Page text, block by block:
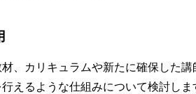
、カリキュラムや新たに確保した
えるような仕組みについて検討し